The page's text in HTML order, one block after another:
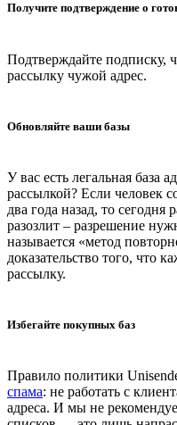
Получите подтверждение о
Подтверждайте подписку,
рассылку чужой адрес.
Обновляйте ваши базы
У вас есть легальная база
рассылкой? Если человек
два года назад, то сегодня
разозлит – разрешение
называется «метод
доказательство того, что
рассылку.
Избегайте покупных баз
Правило политики
спама: не работать с
адреса. И мы не